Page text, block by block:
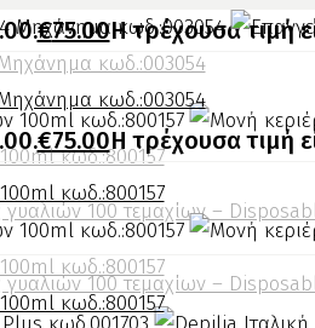
€75.00Η τρέχουσα τιμή
κωδ.:800157
κωδ.:800157
κωδ.:003054
κωδ.:003054
€75.00Η τρέχουσα τιμή
κωδ.:800157
κωδ.:800157